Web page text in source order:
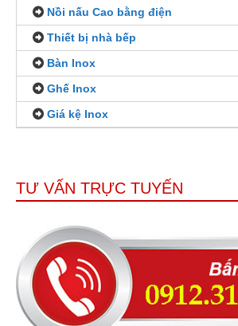
Nồi nấu Cao bằng điện
Thiết bị nhà bếp
Bàn Inox
Ghế Inox
Giá kệ Inox
TƯ VẤN TRỰC TUYẾN